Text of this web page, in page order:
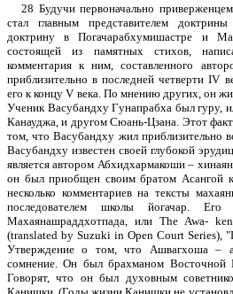
28 Будучи первоначально
стал главным представителем
доктрину в Погачарабхумишастре и
состоящей из памятных стихов,
комментария к ним, составленного
приблизительно в последней четверти IV
его к концу V века. По мнению других, он
Ученик Васубандху Гунапрабха был гуру,
Канауджа, и другом Сюань-Цзана. Этот
том, что Васубандху жил приблизительно
Васубандху известен своей глубокой
является автором Абхидхармакоши –
он был приобщен своим братом Асангой
несколько комментариев на тексты
последователем школы йогачар. Его
Махаянашраддхотпада, или The Awa-
(translated by Suzuki in Open Court Series),
Утверждение о том, что Ашвагхоша –
сомнение. Он был брахманом
Говорят, что он был духовным
Канишки. (Годы жизни Канишки не